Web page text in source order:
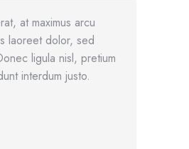
at maximus arcu
laoreet dolor, sed
ligula nisl, pretium
interdum justo.